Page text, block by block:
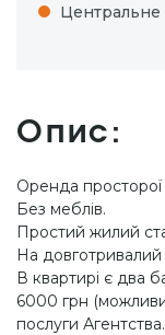
Центральне
Опис:
Оренда просторої
Без меблів.
Простий жилий
На довготривалий
В квартирі є два
6000 грн
послуги Агентства.